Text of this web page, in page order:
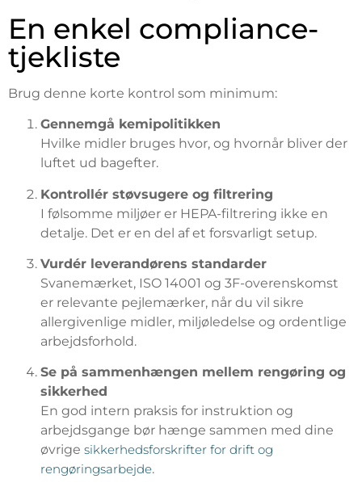
En enkel compliance-
tjekliste
Brug denne korte kontrol som minimum:
Gennemgå kemipolitikken
Hvilke midler bruges hvor, og hvornår bliver der
luftet ud bagefter.
Kontrollér støvsugere og filtrering
I følsomme miljøer er HEPA-filtrering ikke en
detalje. Det er en del af et forsvarligt setup.
Vurdér leverandørens standarder
Svanemærket, ISO 14001 og 3F-overenskomst
er relevante pejlemærker, når du vil sikre
allergivenlige midler, miljøledelse og ordentlige
arbejdsforhold.
Se på sammenhængen mellem rengøring og
sikkerhed
En god intern praksis for instruktion og
arbejdsgange bør hænge sammen med dine
øvrige sikkerhedsforskrifter for drift og
rengøringsarbejde.